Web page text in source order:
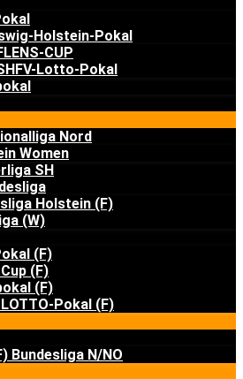
Holstein-Pokal
CUP
Lotto-Pokal
Nord
Women
SH
Holstein (F)
(W)
(F)
(F)
(F)
LOTTO-Pokal (F)
Bundesliga N/NO